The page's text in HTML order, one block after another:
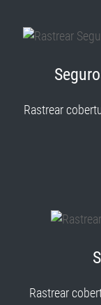
Rastrear
Rastrear